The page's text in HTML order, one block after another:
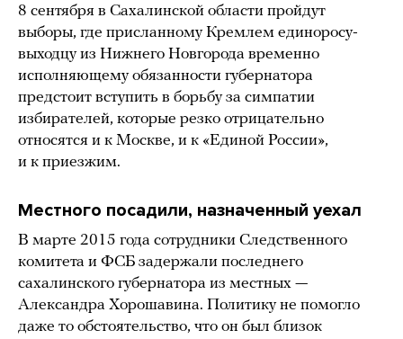
8 сентября в Сахалинской области пройдут
выборы, где присланному Кремлем единоросу-
выходцу из Нижнего Новгорода временно
исполняющему обязанности губернатора
предстоит вступить в борьбу за симпатии
избирателей, которые резко отрицательно
относятся и к Москве, и к «Единой России»,
и к приезжим.
Местного посадили, назначенный уехал
В марте 2015 года сотрудники Следственного
комитета и ФСБ задержали последнего
сахалинского губернатора из местных —
Александра Хорошавина. Политику не помогло
даже то обстоятельство, что он был близок